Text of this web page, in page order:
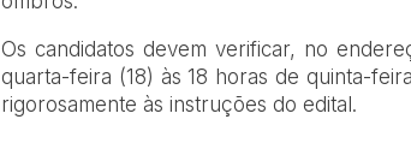
Os candidatos devem verificar, no
quarta-feira (18) às 18 horas de quinta-
rigorosamente às instruções do edital.